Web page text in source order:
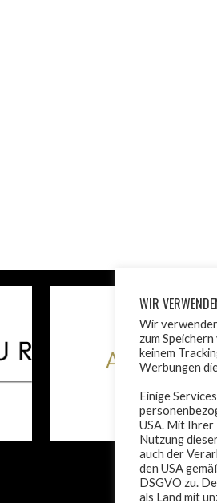
WIR
Wir
zum
keinem
Werbungen
Einige
USA. Mit Ihrer
Nutzung
auch der
den USA
DSGVO zu.
als Land mit